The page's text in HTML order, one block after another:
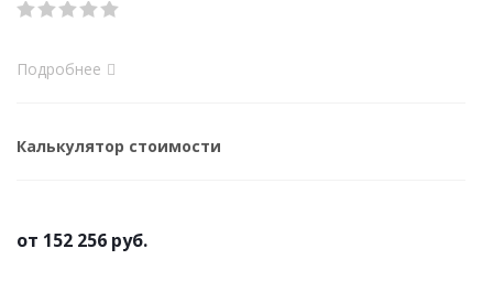
Подробнее
Калькулятор стоимости
от 152 256 руб.